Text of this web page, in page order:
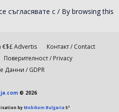
съгласявате с / By browsing this
€$£ Advertis
Контакт / Contact
Поверителност / Privacy
Данни / GDPR
© 2026
byMobikom Bulgaria 5³